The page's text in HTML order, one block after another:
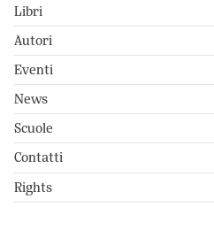
Libri
Autori
Eventi
News
Scuole
Contatti
Rights